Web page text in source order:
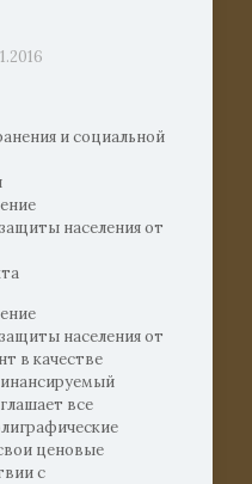
и социальной
населения от
населения от
в качестве
все
ценовые
с